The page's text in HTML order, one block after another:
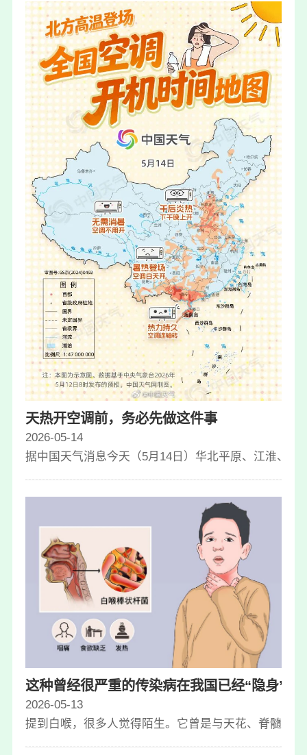
天热开空调前，务必先做这件事
2026-05-14
据中国天气消息今天（5月14日）华北平原、江淮、
这种曾经很严重的传染病在我国已经“隐身”，
2026-05-13
提到白喉，很多人觉得陌生。它曾是与天花、脊髓灰